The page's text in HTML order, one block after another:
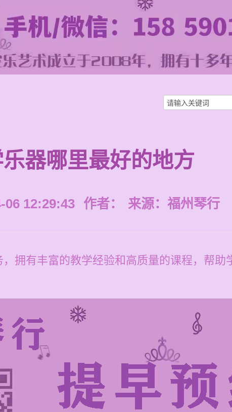
器哪里最好的地方
06 12:29:43 作者： 来源： 福州琴行
拥有丰富的教学经验和高质量的课程，帮助